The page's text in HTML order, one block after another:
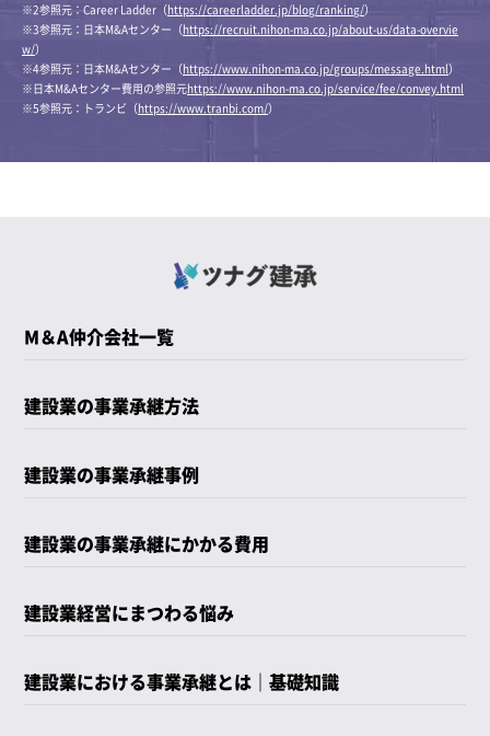
※2参照元：Career Ladder（https://careerladder.jp/blog/ranking/）
※3参照元：日本M&Aセンター（https://recruit.nihon-ma.co.jp/about-us/data-overvie
w/）
※4参照元：日本M&Aセンター（https://www.nihon-ma.co.jp/groups/message.html）
※日本M&Aセンター費用の参照元https://www.nihon-ma.co.jp/service/fee/convey.html
※5参照元：トランビ（https://www.tranbi.com/）
M＆A仲介会社一覧
建設業の事業承継方法
建設業の事業承継事例
建設業の事業承継にかかる費用
建設業経営にまつわる悩み
建設業における事業承継とは｜基礎知識